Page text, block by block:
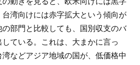
湾向けには赤字拡大という傾向が
部門と比較しても、国別収支のバ
ている。これは、大まかに言っ
などアジア地域の国が、低価格中